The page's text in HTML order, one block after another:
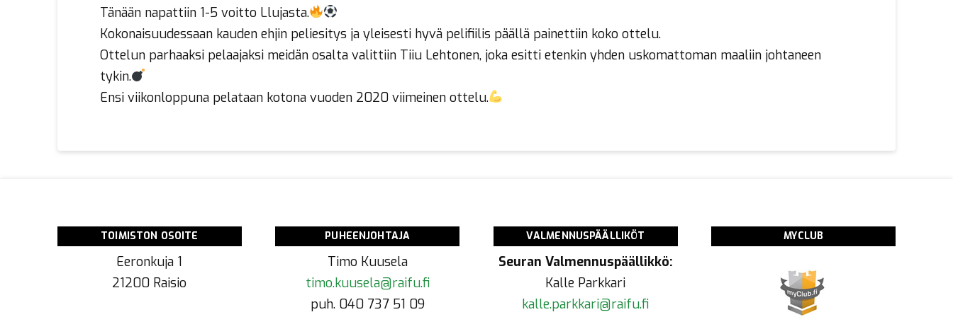
Tänään napattiin 1-5 voitto Llujasta.
Kokonaisuudessaan kauden ehjin peliesitys ja yleisesti hyvä pelifiilis päällä painettiin koko ottelu.
Ottelun parhaaksi pelaajaksi meidän osalta valittiin Tiiu Lehtonen, joka esitti etenkin yhden uskomattoman maaliin johtaneen
tykin.
Ensi viikonloppuna pelataan kotona vuoden 2020 viimeinen ottelu.
TOIMISTON OSOITE
Eeronkuja 1
21200 Raisio
PUHEENJOHTAJA
Timo Kuusela
timo.kuusela@raifu.fi
puh. 040 737 51 09
VALMENNUSPÄÄLLIKÖT
Seuran Valmennuspäällikkö:
Kalle Parkkari
kalle.parkkari@raifu.fi
MYCLUB